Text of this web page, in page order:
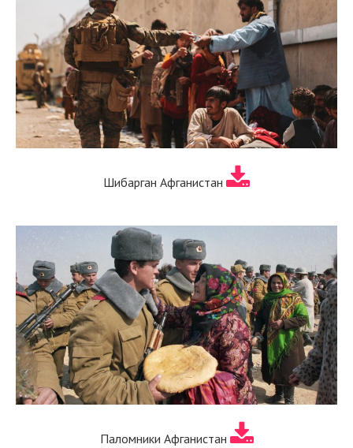
Шибарган Афганистан
Паломники Афганистан